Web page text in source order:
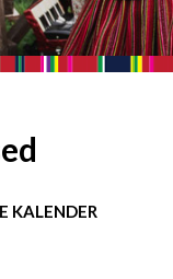
KALENDER